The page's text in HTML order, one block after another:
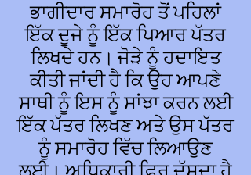
ਭਾਗੀਦਾਰ ਸਮਾਰੋਹ ਤੋਂ ਪਹਿਲਾਂ
ਇੱਕ ਦੂਜੇ ਨੂੰ ਇੱਕ ਪਿਆਰ ਪੱਤਰ
ਲਿਖਦੇ ਹਨ। ਜੋੜੇ ਨੂੰ ਹਦਾਇਤ
ਕੀਤੀ ਜਾਂਦੀ ਹੈ ਕਿ ਉਹ ਆਪਣੇ
ਸਾਥੀ ਨੂੰ ਇਸ ਨੂੰ ਸਾਂਝਾ ਕਰਨ ਲਈ
ਇੱਕ ਪੱਤਰ ਲਿਖਣ ਅਤੇ ਉਸ ਪੱਤਰ
ਨੂੰ ਸਮਾਰੋਹ ਵਿੱਚ ਲਿਆਉਣ